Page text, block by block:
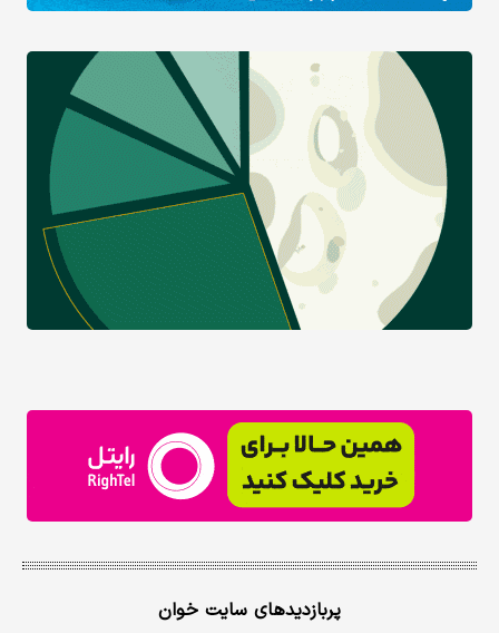
پربازدیدهای سایت خوان